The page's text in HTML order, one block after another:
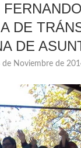
DE
DE
de Noviembre de